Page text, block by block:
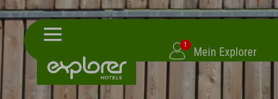
1
Mein Explorer